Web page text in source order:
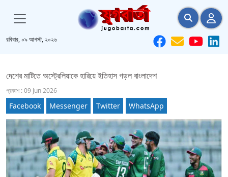
রবিবার, ০৯ আগস্ট, ২০২৬
দেশের মাটিতে অস্ট্রেলিয়াকে হারিয়ে ইতিহাস গড়ল বাংলাদেশ
প্রকাশ : 09 Jun 2026
Facebook Messenger Twitter WhatsApp